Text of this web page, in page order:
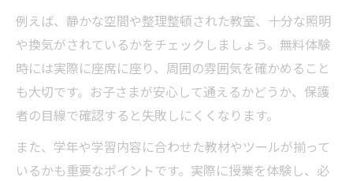
例えば、静かな空間や整理整頓された教室、十分な照明
や換気がされているかをチェックしましょう。無料体験
時には実際に座席に座り、周囲の雰囲気を確かめること
も大切です。お子さまが安心して通えるかどうか、保護
者の目線で確認すると失敗しにくくなります。
また、学年や学習内容に合わせた教材やツールが揃って
いるかも重要なポイントです。実際に授業を体験し、必